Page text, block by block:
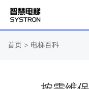
首页 > 电梯百科